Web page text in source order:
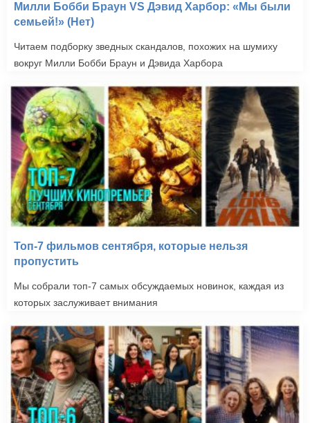
Милли Бобби Браун VS Дэвид Харбор: «Мы были
семьей!» (Нет)
Читаем подборку зведных скандалов, похожих на шумиху
вокруг Милли Бобби Браун и Дэвида Харбора
Топ-7 фильмов сентября, которые нельзя
пропустить
Мы собрали топ-7 самых обсуждаемых новинок, каждая из
которых заслуживает внимания